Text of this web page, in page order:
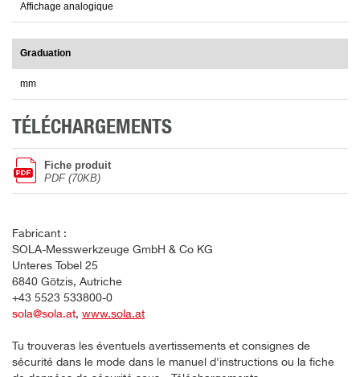
Affichage analogique
Graduation
mm
TÉLÉCHARGEMENTS
Fiche produit
PDF (70KB)
Fabricant :
SOLA-Messwerkzeuge GmbH & Co KG
Unteres Tobel 25
6840 Götzis, Autriche
+43 5523 533800-0
sola@sola.at, www.sola.at
Tu trouveras les éventuels avertissements et consignes de
sécurité dans le mode dans le manuel d'instructions ou la fiche